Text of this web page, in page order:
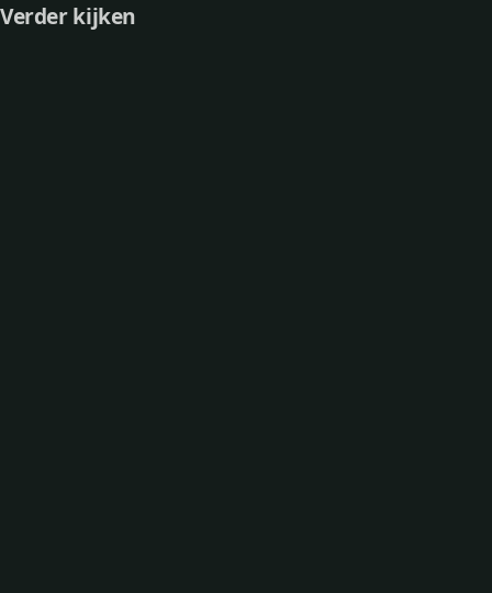
Verder kijken